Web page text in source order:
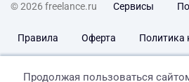
© 2026 freelance.ru Сервисы
Правила Оферта Политика
Продолжая пользоваться